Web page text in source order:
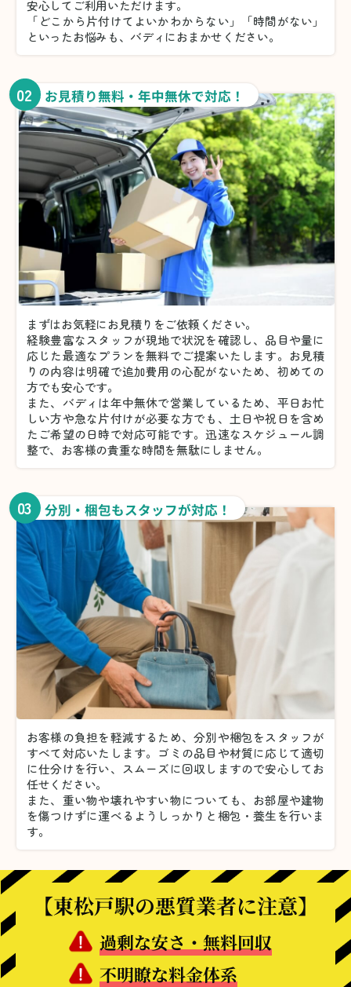
安心してご利用いただけます。
「どこから片付けてよいかわからない」「時間がない」
といったお悩みも、バディにおまかせください。
02 お見積り無料・年中無休で対応！
まずはお気軽にお見積りをご依頼ください。
経験豊富なスタッフが現地で状況を確認し、品目や量に
応じた最適なプランを無料でご提案いたします。お見積
りの内容は明確で追加費用の心配がないため、初めての
方でも安心です。
また、バディは年中無休で営業しているため、平日お忙
しい方や急な片付けが必要な方でも、土日や祝日を含め
たご希望の日時で対応可能です。迅速なスケジュール調
整で、お客様の貴重な時間を無駄にしません。
03 分別・梱包もスタッフが対応！
お客様の負担を軽減するため、分別や梱包をスタッフが
すべて対応いたします。 ゴミの品目や材質に応じて適切
に仕分けを行い、スムーズに回収しますので安心してお
任せください。
また、重い物や壊れやすい物についても、お部屋や建物
を傷つけずに運べるようしっかりと梱包・養生を行いま
す。
【東松戸駅の悪質業者に注意】
過剰な安さ・無料回収
不明瞭な料金体系